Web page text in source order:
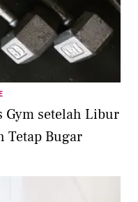
Gym setelah Libur
Tetap Bugar